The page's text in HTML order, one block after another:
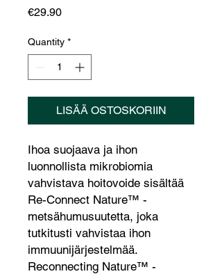
€29.90Price
Quantity *
LISÄÄ OSTOSKORIIN
Ihoa suojaava ja ihon
luonnollista mikrobiomia
vahvistava hoitovoide sisältää
Re-Connect Nature™ -
metsähumusuutetta, joka
tutkitusti vahvistaa ihon
immuunijärjestelmää.
Reconnecting Nature™ -